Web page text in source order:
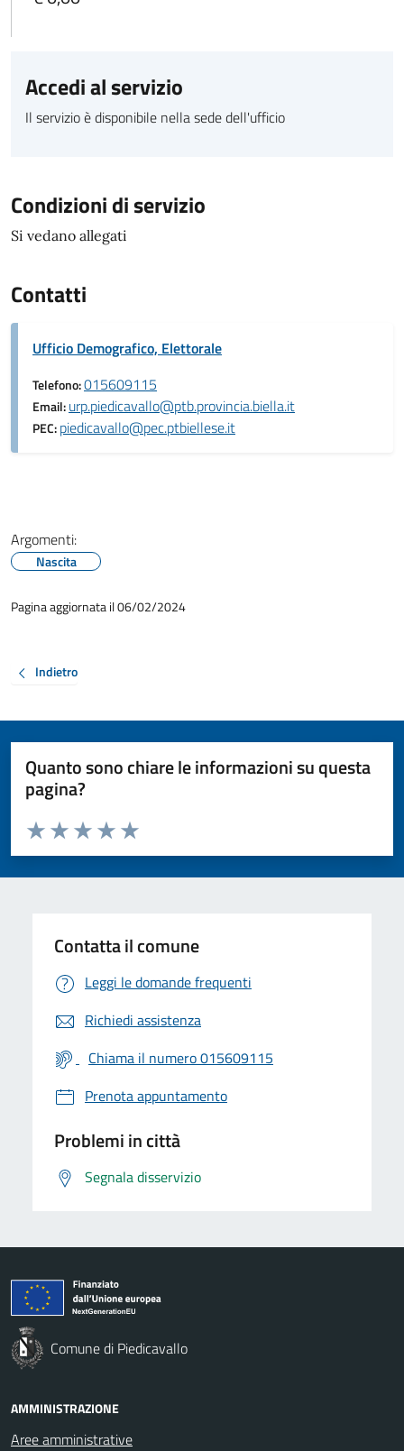
Accedi al servizio
Il servizio è disponibile nella sede dell'ufficio
Condizioni di servizio
Si vedano allegati
Contatti
Ufficio Demografico, Elettorale
Telefono:015609115
Email:urp.piedicavallo@ptb.provincia.biella.it
PEC:piedicavallo@pec.ptbiellese.it
Argomenti:
Nascita
Pagina aggiornata il 06/02/2024
Indietro
Quanto sono chiare le informazioni su questa
pagina?
Valuta da 1 a 5 stelle la pagina
Valuta 5 stelle su 5
Valuta 4 stelle su 5
Valuta 3 stelle su 5
Valuta 2 stelle su 5
Valuta 1 stelle su 5
Contatta il comune
Leggi le domande frequenti
Richiedi assistenza
Chiama il numero 015609115
Prenota appuntamento
Problemi in città
Segnala disservizio
Comune di Piedicavallo
AMMINISTRAZIONE
Aree amministrative